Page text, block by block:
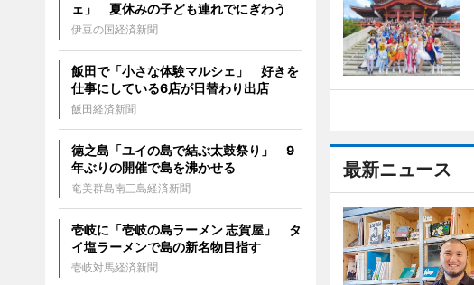
最新ニュース
ェ」 夏休みの子ども連れでにぎわう
伊豆の国経済新聞
飯田で「小さな体験マルシェ」 好きを
仕事にしている6店が日替わり出店
飯田経済新聞
徳之島「ユイの島で結ぶ太鼓祭り」 9
年ぶりの開催で島を沸かせる
奄美群島南三島経済新聞
壱岐に「壱岐の島ラーメン 志賀屋」 タ
イ塩ラーメンで島の新名物目指す
壱岐対馬経済新聞